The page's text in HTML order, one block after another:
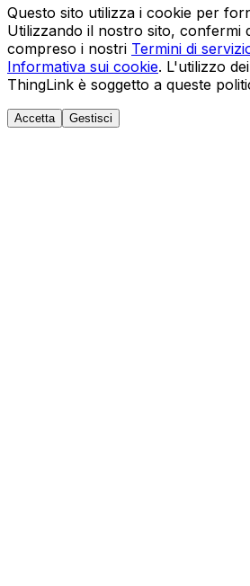
Questo sito utilizza i cookie per
Utilizzando il nostro sito, confermi
compreso i nostri Termini di
Informativa sui cookie. L'utilizzo
ThingLink è soggetto a queste
Accetta Gestisci